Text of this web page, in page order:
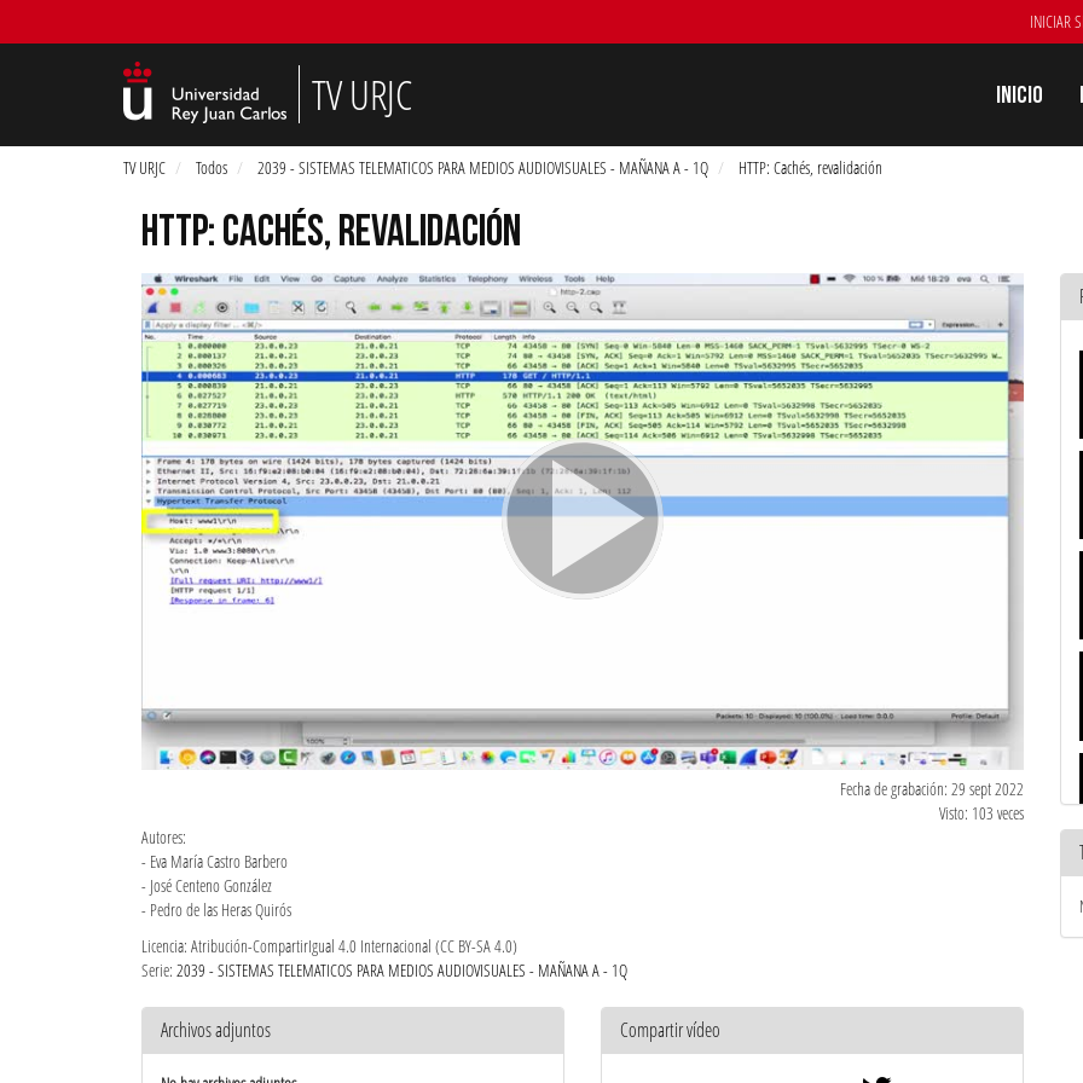
INICIAR
TV URJC Inicio
TV URJC Todos 2039 - SISTEMAS TELEMATICOS PARA MEDIOS AUDIOVISUALES - MAÑANA A - 1Q HTTP: Cachés, revalidación
HTTP: CACHÉS, REVALIDACIÓN
Fecha de grabación: 29 sept 2022
Visto: 103 veces
Autores:
- Eva María Castro Barbero
- José Centeno González
- Pedro de las Heras Quirós
Licencia: Atribución-CompartirIgual 4.0 Internacional (CC BY-SA 4.0)
Serie: 2039 - SISTEMAS TELEMATICOS PARA MEDIOS AUDIOVISUALES - MAÑANA A - 1Q
Archivos adjuntos Compartir vídeo